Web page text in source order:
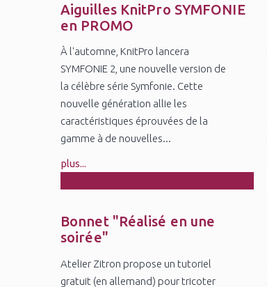
May
Aiguilles KnitPro SYMFONIE
en PROMO
À l'automne, KnitPro lancera
SYMFONIE 2, une nouvelle version de
la célèbre série Symfonie. Cette
nouvelle génération allie les
caractéristiques éprouvées de la
gamme à de nouvelles...
plus...
Jan
Bonnet "Réalisé en une
soirée"
Atelier Zitron propose un tutoriel
gratuit (en allemand) pour tricoter